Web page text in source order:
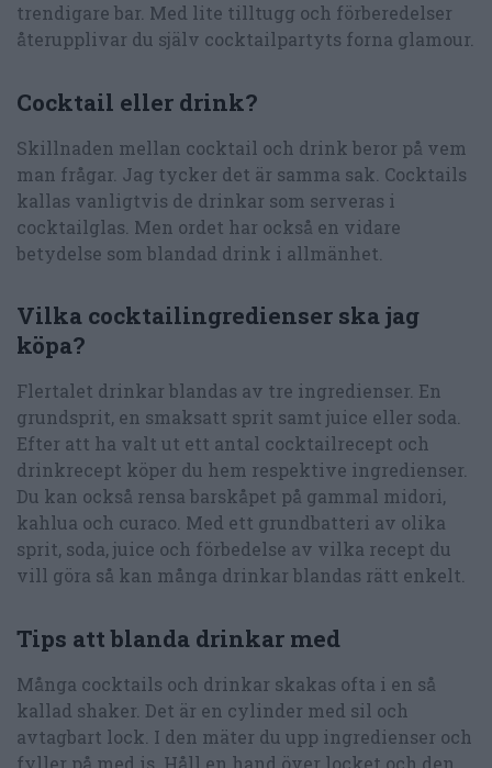
trendigare bar. Med lite tilltugg och förberedelser
återupplivar du själv cocktailpartyts forna glamour.
Cocktail eller drink?
Skillnaden mellan cocktail och drink beror på vem
man frågar. Jag tycker det är samma sak. Cocktails
kallas vanligtvis de drinkar som serveras i
cocktailglas. Men ordet har också en vidare
betydelse som blandad drink i allmänhet.
Vilka cocktailingredienser ska jag
köpa?
Flertalet drinkar blandas av tre ingredienser. En
grundsprit, en smaksatt sprit samt juice eller soda.
Efter att ha valt ut ett antal cocktailrecept och
drinkrecept köper du hem respektive ingredienser.
Du kan också rensa barskåpet på gammal midori,
kahlua och curaco. Med ett grundbatteri av olika
sprit, soda, juice och förbedelse av vilka recept du
vill göra så kan många drinkar blandas rätt enkelt.
Tips att blanda drinkar med
Många cocktails och drinkar skakas ofta i en så
kallad shaker. Det är en cylinder med sil och
avtagbart lock. I den mäter du upp ingredienser och
fyller på med is. Håll en hand över locket och den